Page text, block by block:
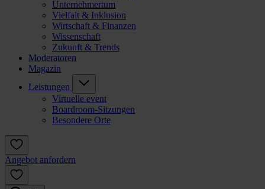
Unternehmertum
Vielfalt & Inklusion
Wirtschaft & Finanzen
Wissenschaft
Zukunft & Trends
Moderatoren
Magazin
Leistungen
Virtuelle event
Boardroom-Sitzungen
Besondere Orte
Angebot anfordern